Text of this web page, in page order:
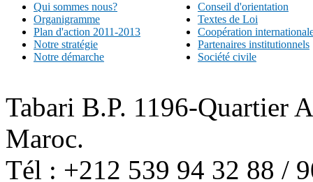
Qui sommes nous?
Organigramme
Plan d'action 2011-2013
Notre stratégie
Notre démarche
Conseil d'orientation
Textes de Loi
Coopération
Partenaires institutionnels
Société civile
Tabari B.P. 1196-Quartier
Maroc.
Tél : +212 539 94 32 88 /